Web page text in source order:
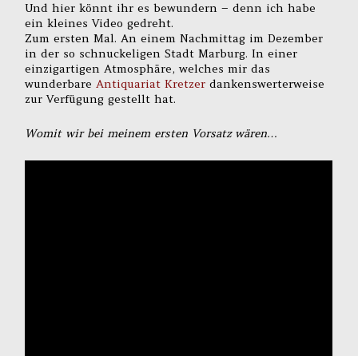
Und hier könnt ihr es bewundern – denn ich habe
ein kleines Video gedreht.
Zum ersten Mal. An einem Nachmittag im Dezember
in der so schnuckeligen Stadt Marburg. In einer
einzigartigen Atmosphäre, welches mir das
wunderbareAntiquariat Kretzer dankenswerterweise
zur Verfügung gestellt hat.
Womit wir bei meinem ersten Vorsatz wären…